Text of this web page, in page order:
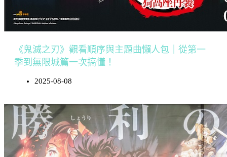
《鬼滅之刃》觀看順序與主題曲懶人包｜從第一
季到無限城篇一次搞懂！
2025-08-08